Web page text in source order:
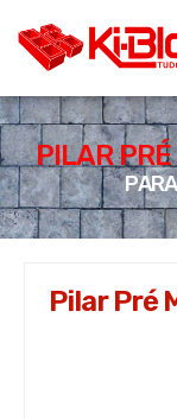
PILAR PRÉ
Pilar Pré